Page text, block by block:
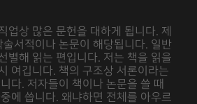
업상 많은 문헌을 대하게 됩니다. 제
서적이나 논문이 해당됩니다. 일반
별해 읽는 편입니다. 저는 책을 읽을
여깁니다. 책의 구조상 서론이라는
다. 저자들이 책이나 논문을 쓸 때
에 씁니다. 왜냐하면 전체를 아우르